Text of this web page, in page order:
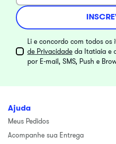
Li e concordo com todos os
de Privacidade da Itatiaia e
por E-mail, SMS, Push e
Ajuda
Meus Pedidos
Acompanhe sua Entrega